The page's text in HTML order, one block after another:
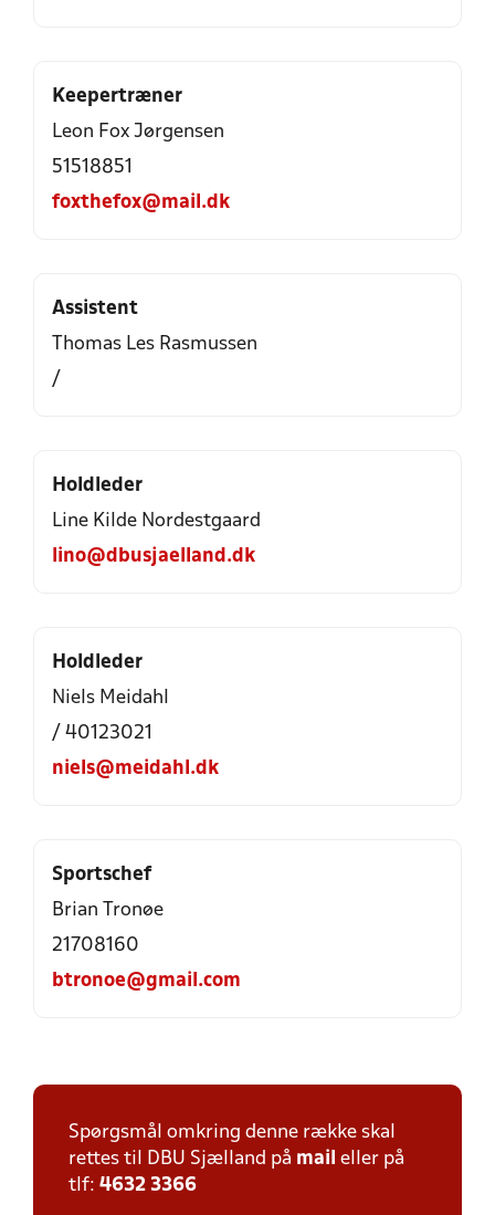
Keepertræner
Leon Fox Jørgensen
51518851
foxthefox@mail.dk
Assistent
Thomas Les Rasmussen
/
Holdleder
Line Kilde Nordestgaard
lino@dbusjaelland.dk
Holdleder
Niels Meidahl
/ 40123021
niels@meidahl.dk
Sportschef
Brian Tronøe
21708160
btronoe@gmail.com
Spørgsmål omkring denne række skal
rettes til DBU Sjælland på mail eller på
tlf: 4632 3366